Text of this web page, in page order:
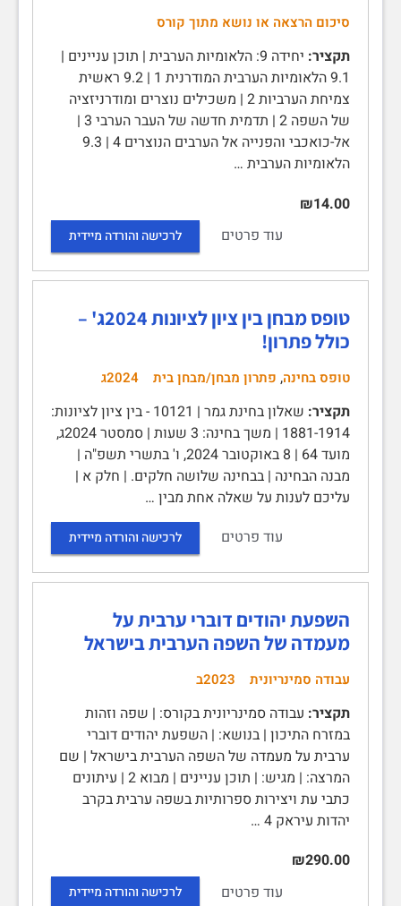
סיכום הרצאה או נושא מתוך קורס
תקציר:
יחידה 9: הלאומיות הערבית | תוכן עניינים |
9.1 הלאומיות הערבית המודרנית 1 | 9.2 ראשית
צמיחת הערביות 2 | משכילים נוצרים ומודרניזציה
של השפה 2 | תדמית חדשה של העבר הערבי 3 |
אל-כואכבי והפנייה אל הערבים הנוצרים 4 | 9.3
הלאומיות הערבית …
₪14.00
עוד פרטים
לרכישה והורדה מיידית
טופס מבחן בין ציון לציונות 2024ג' –
כולל פתרון!
טופס בחינה, פתרון מבחן/מבחן בית 2024ג
תקציר:
שאלון בחינת גמר | 10121 - בין ציון לציונות:
1881-1914 | משך בחינה: 3 שעות | סמסטר 2024ג,
מועד 64 | 8 באוקטובר 2024, ו' בתשרי תשפ"ה |
מבנה הבחינה | בבחינה שלושה חלקים. | חלק א |
עליכם לענות על שאלה אחת מבין …
עוד פרטים
לרכישה והורדה מיידית
השפעת יהודים דוברי ערבית על
מעמדה של השפה הערבית בישראל
עבודה סמינריונית 2023ב
תקציר: עבודה סמינריונית בקורס: | שפה וזהות
במזרח התיכון | בנושא: | השפעת יהודים דוברי
ערבית על מעמדה של השפה הערבית בישראל | שם
המרצה: | מגיש: | תוכן עניינים | מבוא 2 | עיתונים
כתבי עת ויצירות ספרותיות בשפה ערבית בקרב
יהדות עיראק 4 …
₪290.00
עוד פרטים
לרכישה והורדה מיידית